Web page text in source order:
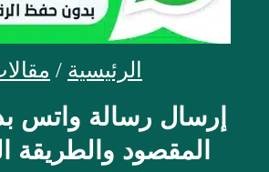
الاسئلة الشائعة
أنشئ رابط الآنالرئيسية /
إرسال رسالة واتس
المقصود والطريقة